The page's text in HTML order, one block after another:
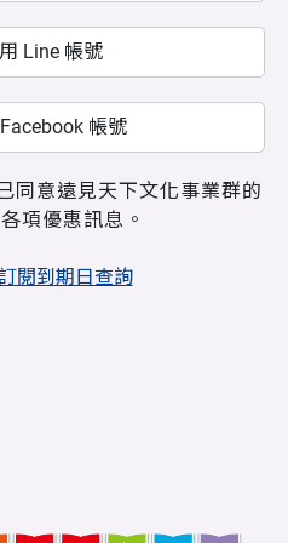
Line 帳號
帳號
同意遠見天下文化事業群的
項優惠訊息。
閱到期日查詢